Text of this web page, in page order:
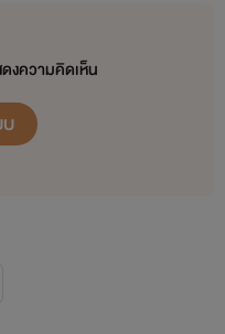
จบแล้ว]
จบแล้ว]
งความคิดเห็น